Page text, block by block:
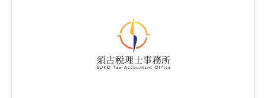
[熊 本]熊本市中央区坪井6-23-3 096-345-6211